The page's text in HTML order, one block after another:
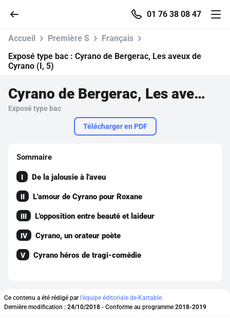
01 76 38 08 47
Parcourir
Se connecter
S'inscrire gratuitement
Pour profiter de 10 contenus offerts.
Accueil Première S
Français
Exposé type bac : Cyrano de Bergerac, Les aveux de
Cyrano (I, 5)
Cyrano de Bergerac, Les aveux de Cyrano (I, 5)
Exposé type bac
Télécharger en PDF
Sommaire
I De la jalousie à l'aveu
II L'amour de Cyrano pour Roxane
III L'opposition entre beauté et laideur
IV Cyrano, un orateur poète
V Cyrano héros de tragi-comédie
Ce contenu a été rédigé par l'équipe éditoriale de Kartable.
Dernière modification : 24/10/2018 - Conforme au programme 2018-2019